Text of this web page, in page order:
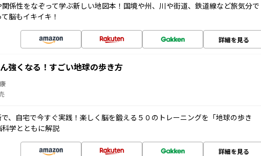
係性をなぞって学ぶ新しい地図本！国境や州、川や街道、鉄道線など旅気分で
脳もイキイキ！
詳細を見る
強くなる！すごい地球の歩き方
、自宅で今すぐ実践！楽しく脳を鍛える５０のトレーニングを「地球の歩き
学とともに解説
詳細を見る